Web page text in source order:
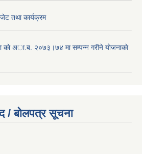
तथा कार्यक्रम
काे अा.ब. २०७३।७४ मा सम्पन्न गरीने याेजनाकाे
/ बोलपत्र सूचना